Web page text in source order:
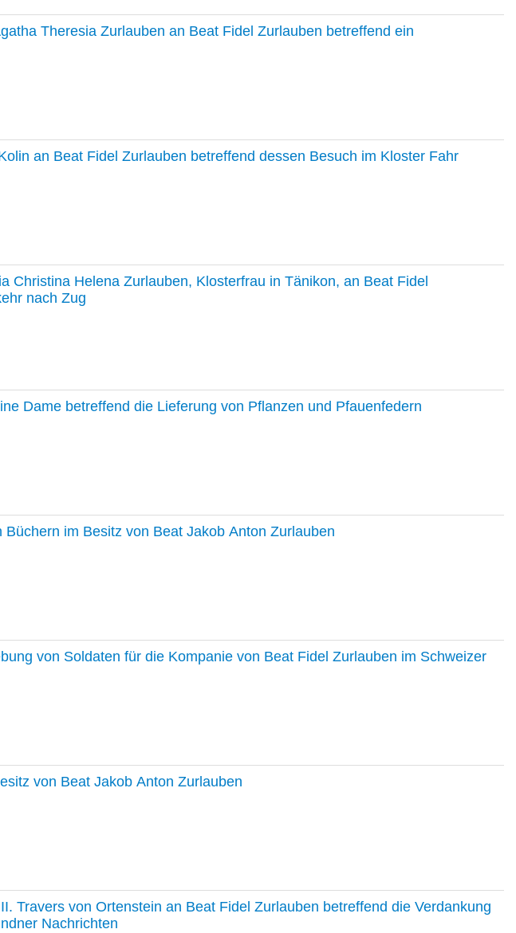
Theresia Zurlauben an Beat Fidel Zurlauben betreffend ein
an Beat Fidel Zurlauben betreffend dessen Besuch im Kloster Fahr
Christina Helena Zurlauben, Klosterfrau in Tänikon, an Beat Fidel
nach Zug
Dame betreffend die Lieferung von Pflanzen und Pfauenfedern
im Besitz von Beat Jakob Anton Zurlauben
von Soldaten für die Kompanie von Beat Fidel Zurlauben im Schweizer
von Beat Jakob Anton Zurlauben
Travers von Ortenstein an Beat Fidel Zurlauben betreffend die Verdankung
Nachrichten